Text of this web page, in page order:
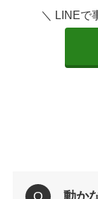
＼ LINEで